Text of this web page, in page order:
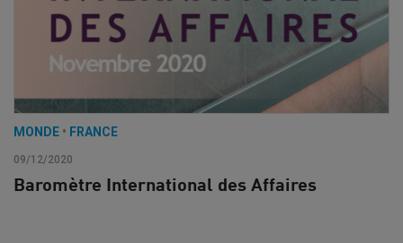
MONDE • FRANCE
09/12/2020
Baromètre International des Affaires